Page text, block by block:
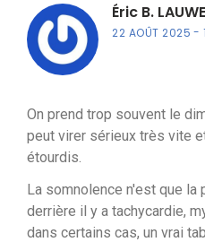
Éric B.
22 AOÛT 2025
On prend trop souvent le
peut virer sérieux très vite
étourdis.
La somnolence n'est que
derrière il y a tachycardie,
dans certains cas, un vrai